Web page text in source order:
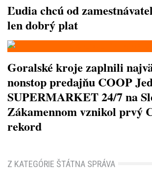
Ľudia chcú od
len dobrý plat
Goralské kroje zaplnili
nonstop predajňu COOP
SUPERMARKET 24/7 na
Zákamennom vznikol prvý
rekord
Z KATEGÓRIE ŠTÁTNA SPRÁVA